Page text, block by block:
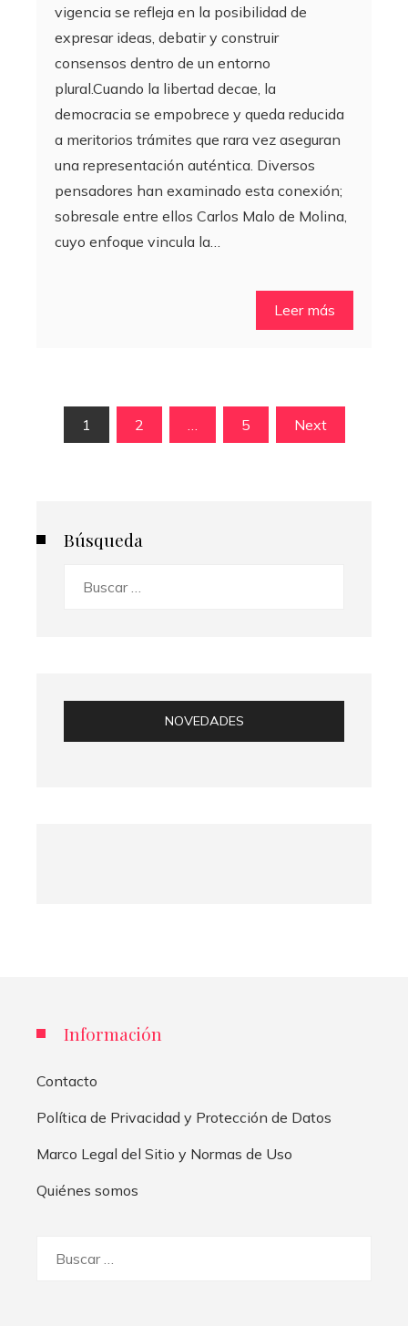
vigencia se refleja en la posibilidad de
expresar ideas, debatir y construir
consensos dentro de un entorno
plural.Cuando la libertad decae, la
democracia se empobrece y queda reducida
a meritorios trámites que rara vez aseguran
una representación auténtica. Diversos
pensadores han examinado esta conexión;
sobresale entre ellos Carlos Malo de Molina,
cuyo enfoque vincula la…
Leer más
Paginación
1 2 … 5 Next
Búsqueda
NOVEDADES
Información
Contacto
Política de Privacidad y Protección de Datos
Marco Legal del Sitio y Normas de Uso
Quiénes somos